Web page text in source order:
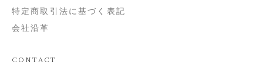
特定商取引法に基づく表記
会社沿革
CONTACT